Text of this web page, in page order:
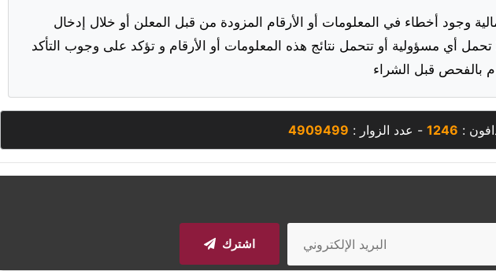
وجود أخطاء في المعلومات أو الأرقام المزودة من قبل المعلن أو خلال إدخال
أي مسؤولية أو تتحمل نتائج هذه المعلومات أو الأرقام و تؤكد على وجوب التأكد
:
1246 - عدد الزوار : 4909499
اشترك